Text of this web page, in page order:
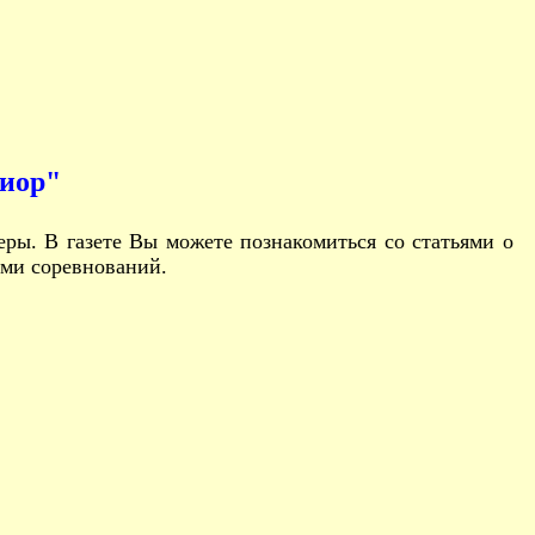
В газете Вы можете познакомиться со статьями о
соревнований.